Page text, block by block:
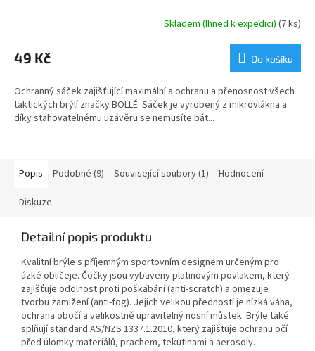
produktu
je
z
5
hvězdiček.
Skladem (Ihned k expedici)(7 ks)
49 Kč Do košíku
Ochranný sáček zajišťující maximální a ochranu a přenosnost všech
taktických brýlí značky BOLLÉ. Sáček je vyrobený z mikrovlákna a
díky stahovatelnému uzávěru se nemusíte bát...
Popis Podobné (9) Související soubory (1) Hodnocení
Diskuze
Detailní popis produktu
Kvalitní brýle s příjemným sportovním designem určeným pro
úzké obličeje. Čočky jsou vybaveny platinovým povlakem, který
zajišťuje odolnost proti poškábání (anti-scratch) a omezuje
tvorbu zamlžení (anti-fog). Jejich velikou předností je nízká váha,
ochrana obočí a velikostně upravitelný nosní můstek. Brýle také
splňují standard AS/NZS 1337.1.2010, který zajištuje ochranu očí
před úlomky materiálů, prachem, tekutinami a aerosoly.